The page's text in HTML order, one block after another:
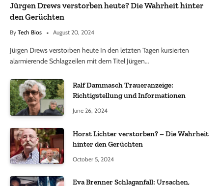
Jürgen Drews verstorben heute? Die Wahrheit hinter
den Gerüchten
By Tech Bios August 20, 2024
Jürgen Drews verstorben heute In den letzten Tagen kursierten
alarmierende Schlagzeilen mit dem Titel Jürgen…
Ralf Dammasch Traueranzeige:
Richtigstellung und Informationen
June 26, 2024
Horst Lichter verstorben? – Die Wahrheit
hinter den Gerüchten
October 5, 2024
Eva Brenner Schlaganfall: Ursachen,